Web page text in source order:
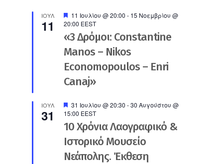
ΙΟΎΛ
11
Προτεινόμενο
11 Ιουλίου @ 20:00 - 15 Νοεμβρίου @
20:00 EEST
«3 Δρόμοι: Constantine
Manos – Nikos
Economopoulos – Enri
Canaj»
ΙΟΎΛ
31
Προτεινόμενο
31 Ιουλίου @ 20:30 -30 Αυγούστου @
15:00 EEST
10 Χρόνια Λαογραφικό &
Ιστορικό Μουσείο
Νεάπολης. Έκθεση